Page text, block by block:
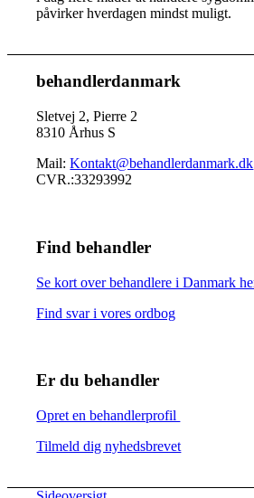
påvirker hverdagen mindst muligt.
behandlerdanmark
Sletvej 2, Pierre 2
8310 Århus S
Mail:Kontakt@behandlerdanmark.dk
CVR.:33293992
Find behandler
Se kort over behandlere i Danmark
Find svar i vores ordbog
Er du behandler
Opret en behandlerprofil
Tilmeld dig nyhedsbrevet